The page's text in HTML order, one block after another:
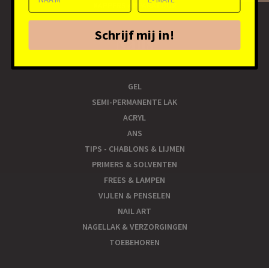
KAPPERS APPARATUUR
Nails
GEL
SEMI-PERMANENTE LAK
ACRYL
ANS
TIPS - CHABLONS & LIJMEN
PRIMERS & SOLVENTEN
FREES & LAMPEN
VIJLEN & PENSELEN
NAIL ART
NAGELLAK & VERZORGINGEN
TOEBEHOREN
Schrijf mij in!